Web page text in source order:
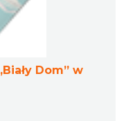
Dom” w